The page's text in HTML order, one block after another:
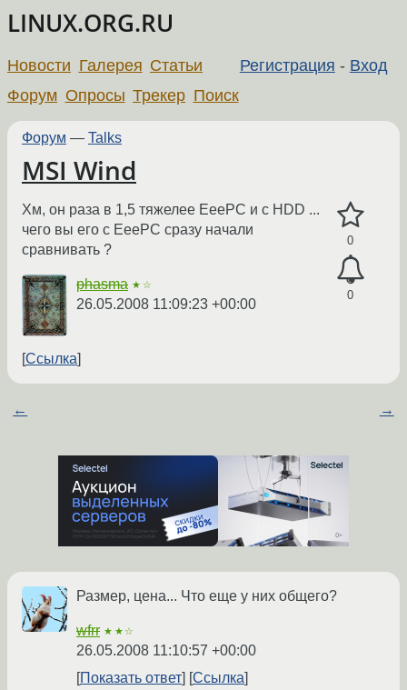
LINUX.ORG.RU
Регистрация - Вход
Новости Галерея Статьи
Форум Опросы Трекер Поиск
Форум — Talks
MSI Wind
0
0
Хм, он раза в 1,5 тяжелее EeePC и с HDD ...
чего вы его с EeePC сразу начали
сравнивать ?
phasma ★☆
26.05.2008 11:09:23 +00:00
Ссылка
← →
Размер, цена... Что еще у них общего?
wfrr ★★☆
26.05.2008 11:10:57 +00:00
Показать ответ
Ссылка